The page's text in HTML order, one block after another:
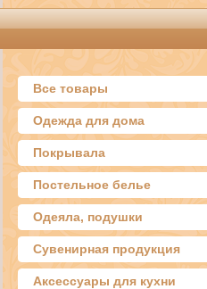
Все товары
Одежда для дома
Покрывала
Постельное белье
Одеяла, подушки
Сувенирная продукция
Аксессуары для кухни